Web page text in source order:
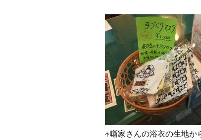
↑噺家さんの浴衣の生地か